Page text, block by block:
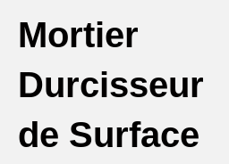
Mortier
Durcisseur
de Surface